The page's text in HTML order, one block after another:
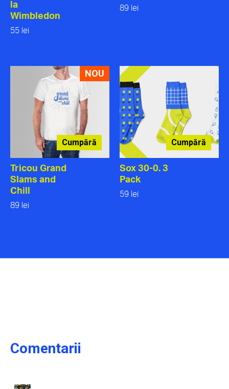
la
Wimbledon
55 lei
89 lei
NOU
Cumpără
Tricou Grand
Slams and
Chill
89 lei
Cumpără
Sox 30-0. 3
Pack
59 lei
Comentarii